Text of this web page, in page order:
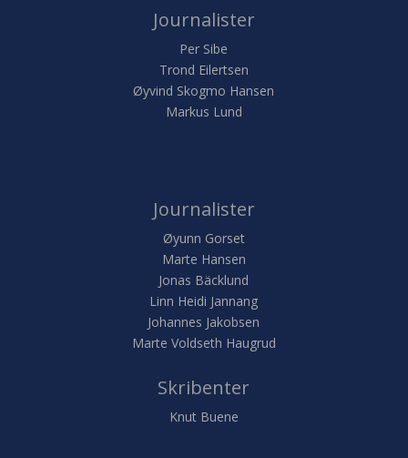
Journalister
Per Sibe
Trond Eilertsen
Øyvind Skogmo Hansen
Markus Lund
Journalister
Øyunn Gorset
Marte Hansen
Jonas Bäcklund
Linn Heidi Jannang
Johannes Jakobsen
Marte Voldseth Haugrud
Skribenter
Knut Buene